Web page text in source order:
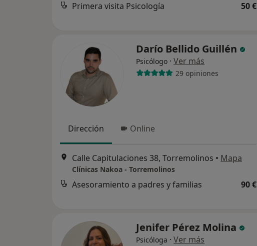
Primera visita Psicología 50 €
Darío Bellido Guillén
Psicólogo · Ver más
29 opiniones
Dirección Online
Calle Capitulaciones 38, Torremolinos • Mapa
Clínicas Nakoa - Torremolinos
Asesoramiento a padres y familias 90 €
Jenifer Pérez Molina
Psicóloga · Ver más